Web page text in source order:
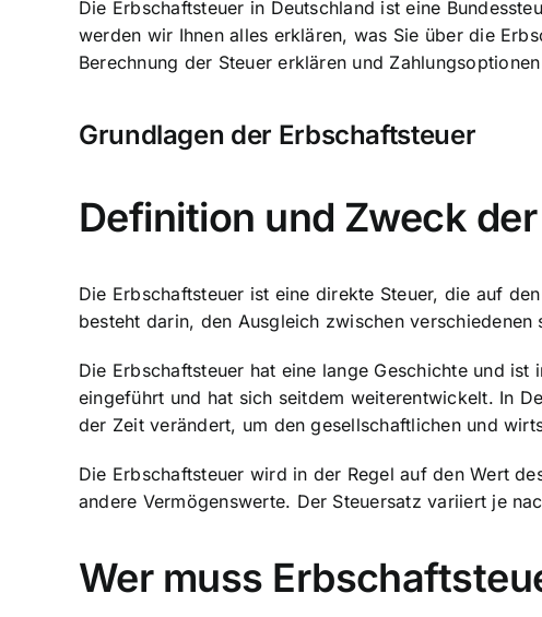
Die Erbschaftsteuer in Deutschland ist eine
werden wir Ihnen alles erklären, was Sie über die
Berechnung der Steuer erklären und
Grundlagen der Erbschaftsteuer
Definition und Zweck
Die Erbschaftsteuer ist eine direkte Steuer, die auf
besteht darin, den Ausgleich zwischen
Die Erbschaftsteuer hat eine lange Geschichte und
eingeführt und hat sich seitdem weiterentwickelt. In
der Zeit verändert, um den gesellschaftlichen und
Die Erbschaftsteuer wird in der Regel auf den Wert
andere Vermögenswerte. Der Steuersatz variiert je
Wer muss